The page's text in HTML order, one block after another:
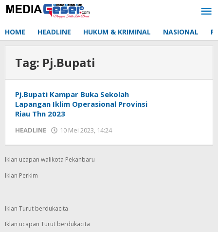
Lewati
ke
HOME HEADLINE HUKUM & KRIMINAL NASIONAL
Tag: Pj.Bupati
Pj.Bupati Kampar Buka Sekolah
Lapangan Iklim Operasional Provinsi
Riau Thn 2023
HEADLINE 10 Mei 2023, 14:24
Iklan ucapan walikota Pekanbaru
Iklan Perkim
Iklan Turut berdukacita
Iklan ucapan Turut berdukacita